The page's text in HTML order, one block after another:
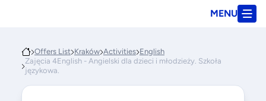
MENU
Offers List Kraków Activities English
Zajęcia 4English - Angielski dla dzieci i młodzieży. Szkoła
językowa.